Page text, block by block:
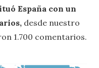
España con un
desde nuestro
1.700 comentarios.